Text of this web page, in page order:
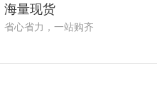
G-Switch(品赞)
FUXINSEMI(富芯森美)
海量现货
省心省力，一站购齐